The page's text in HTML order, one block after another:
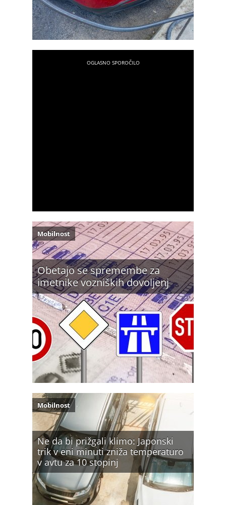
Obetajo se spremembe za
imetnike vozniških dovoljenj
Mobilnost
Ne da bi prižgali klimo: Japonski
trik v eni minuti zniža temperaturo
v avtu za 10 stopinj
Mobilnost